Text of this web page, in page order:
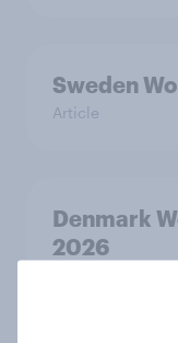
Sweden
Article
Denmark
2026